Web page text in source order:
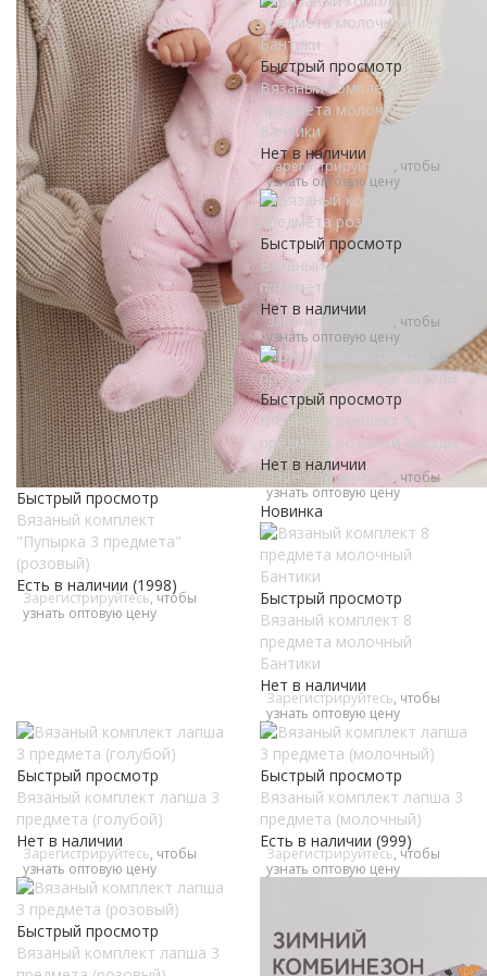
Быстрый просмотр
Вязаный комплект
"Пупырка 3 предмета"
(розовый)
Есть в наличии (1998)
Зарегистрируйтесь, чтобы
узнать оптовую цену
Быстрый просмотр
Вязаный комплект 5
предмета молочный
Бантики
Нет в наличии
Зарегистрируйтесь , чтобы
узнать оптовую цену
Быстрый просмотр
Вязаный комплект 5
предмета розовый Бантики
Нет в наличии
Зарегистрируйтесь , чтобы
узнать оптовую цену
Быстрый просмотр
Вязаный комплект 5
предмета розовый Звезды
Нет в наличии
Зарегистрируйтесь , чтобы
узнать оптовую цену
Новинка
Быстрый просмотр
Вязаный комплект 8
предмета молочный
Бантики
Нет в наличии
Зарегистрируйтесь, чтобы
узнать оптовую цену
Быстрый просмотр
Вязаный комплект лапша 3
предмета (голубой)
Нет в наличии
Зарегистрируйтесь, чтобы
узнать оптовую цену
Быстрый просмотр
Вязаный комплект лапша 3
предмета (молочный)
Есть в наличии (999)
Зарегистрируйтесь, чтобы
узнать оптовую цену
Быстрый просмотр
Вязаный комплект лапша 3